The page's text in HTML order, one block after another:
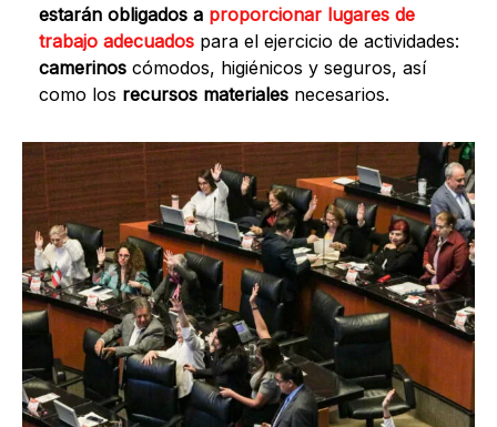
estarán obligados a proporcionar lugares de
trabajo adecuados para el ejercicio de actividades:
camerinos cómodos, higiénicos y seguros, así
como los recursos materiales necesarios.